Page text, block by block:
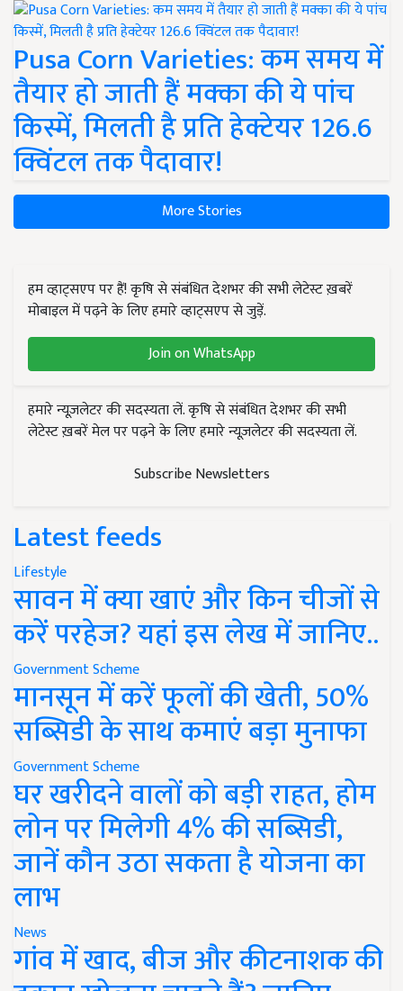
Pusa Corn Varieties: कम समय में
तैयार हो जाती हैं मक्का की ये पांच
किस्में, मिलती है प्रति हेक्टेयर 126.6
क्विंटल तक पैदावार!
More Stories
हम व्हाट्सएप पर हैं! कृषि से संबंधित देशभर की सभी लेटेस्ट ख़बरें
मोबाइल में पढ़ने के लिए हमारे व्हाट्सएप से जुड़ें.
Join on WhatsApp
हमारे न्यूज़लेटर की सदस्यता लें. कृषि से संबंधित देशभर की सभी
लेटेस्ट ख़बरें मेल पर पढ़ने के लिए हमारे न्यूज़लेटर की सदस्यता लें.
Subscribe Newsletters
Latest feeds
Lifestyle
सावन में क्या खाएं और किन चीजों से
करें परहेज? यहां इस लेख में जानिए..
Government Scheme
मानसून में करें फूलों की खेती, 50%
सब्सिडी के साथ कमाएं बड़ा मुनाफा
Government Scheme
घर खरीदने वालों को बड़ी राहत, होम
लोन पर मिलेगी 4% की सब्सिडी,
जानें कौन उठा सकता है योजना का
लाभ
News
गांव में खाद, बीज और कीटनाशक की